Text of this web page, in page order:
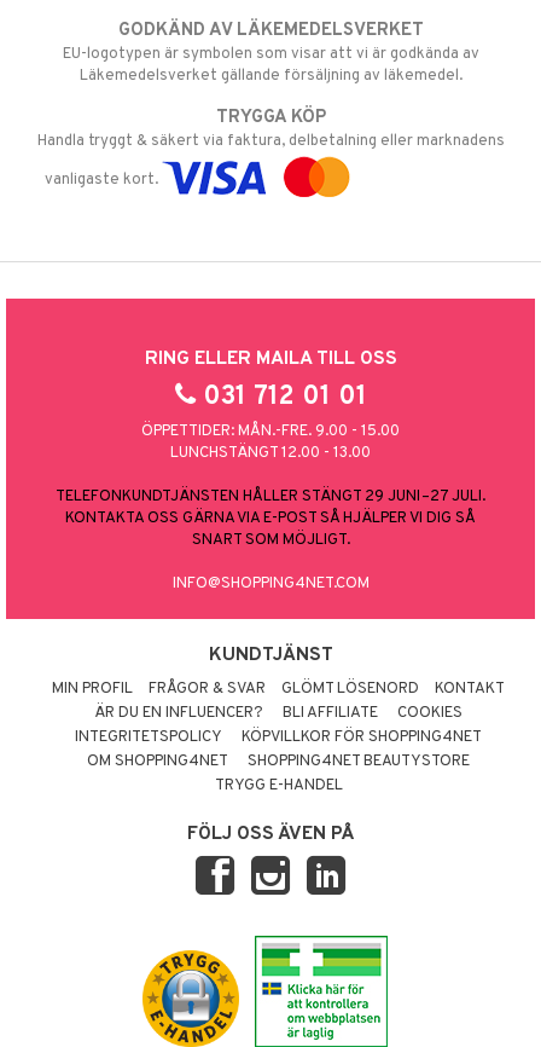
GODKÄND AV LÄKEMEDELSVERKET
EU-logotypen är symbolen som visar att vi är godkända av
Läkemedelsverket gällande försäljning av läkemedel.
TRYGGA KÖP
Handla tryggt & säkert via faktura, delbetalning eller marknadens
vanligaste kort.
RING ELLER MAILA TILL OSS
031 712 01 01
ÖPPETTIDER: MÅN.-FRE. 9.00 - 15.00
LUNCHSTÄNGT 12.00 - 13.00
TELEFONKUNDTJÄNSTEN HÅLLER STÄNGT 29 JUNI–27 JULI.
KONTAKTA OSS GÄRNA VIA E-POST SÅ HJÄLPER VI DIG SÅ
SNART SOM MÖJLIGT.
INFO@SHOPPING4NET.COM
KUNDTJÄNST
MIN PROFIL FRÅGOR & SVAR GLÖMT LÖSENORD
KONTAKT
ÄR DU EN INFLUENCER?
BLI AFFILIATE
COOKIES
INTEGRITETSPOLICY
KÖPVILLKOR FÖR SHOPPING4NET
OM SHOPPING4NET
SHOPPING4NET BEAUTYSTORE
TRYGG E-HANDEL
FÖLJ OSS ÄVEN PÅ